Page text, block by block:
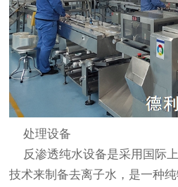
处理设备
反渗透纯水设备是采用国际
技术来制备去离子水，是一种纯